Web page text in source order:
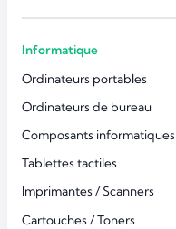
Informatique
Ordinateurs portables
Ordinateurs de bureau
Composants informatiques
Tablettes tactiles
Imprimantes / Scanners
Cartouches / Toners